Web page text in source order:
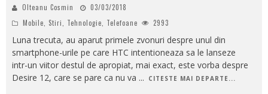
Olteanu Cosmin
03/03/2018
Mobile
Stiri Tehnologie Telefoane 2993
Luna trecuta, au aparut primele zvonuri despre unul din
smartphone-urile pe care HTC intentioneaza sa le lanseze
intr-un viitor destul de apropiat, mai exact, este vorba despre
Desire 12, care se pare ca nu va ... CITESTE MAI DEPARTE...